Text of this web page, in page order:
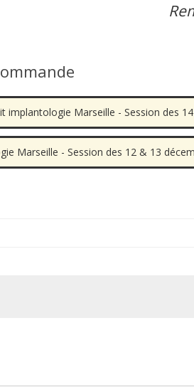
implantologie Marseille - Session des
Marseille - Session des 12 & 13